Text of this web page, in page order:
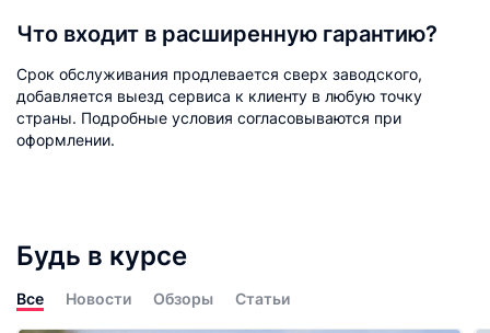
Что входит в расширенную гарантию?
Срок обслуживания продлевается сверх заводского,
добавляется выезд сервиса к клиенту в любую точку
страны. Подробные условия согласовываются при
оформлении.
Будь в курсе
Все Новости Обзоры Статьи